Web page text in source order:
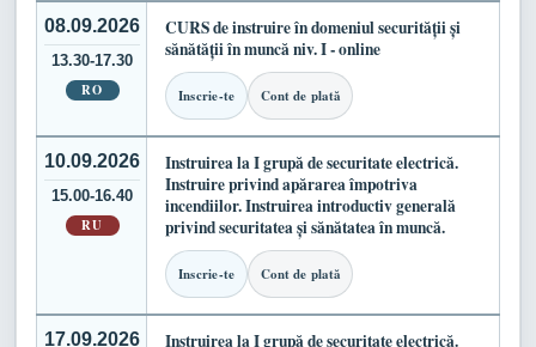
08.09.2026
13.30-17.30
RO
CURS de instruire în domeniul securității și
sănătății în muncă niv. I - online
Inscrie-te Cont de plată
10.09.2026
15.00-16.40
RU
Instruirea la I grupă de securitate electrică.
Instruire privind apărarea împotriva
incendiilor. Instruirea introductiv generală
privind securitatea și sănătatea în muncă.
Inscrie-te Cont de plată
17.09.2026
Instruirea la I grupă de securitate electrică.